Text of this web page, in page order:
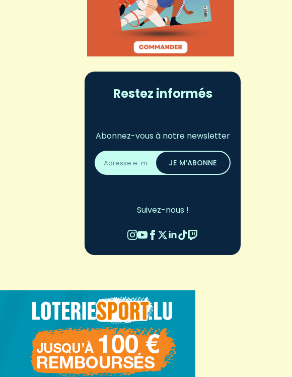
Restez informés
Abonnez-vous à notre newsletter
Adresse
email
*
JE M’ABONNE
Suivez-nous !